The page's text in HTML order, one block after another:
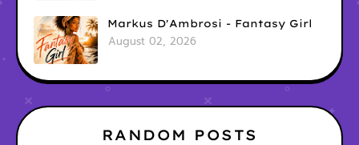
Markus D'Ambrosi - Fantasy Girl
August 02, 2026
RANDOM POSTS